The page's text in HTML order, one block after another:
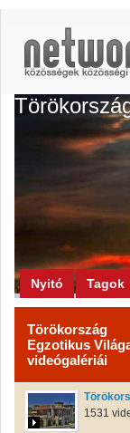
Nyitó Tagok
Törökország
Egzotikus
videógalériái
1531